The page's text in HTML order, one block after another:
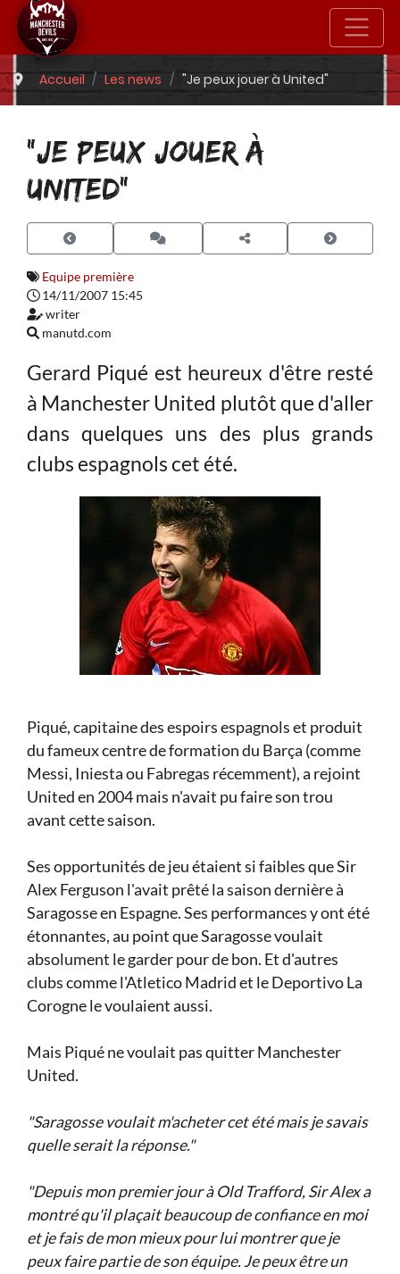
Accueil Les news "Je peux jouer à United"
"JE PEUX JOUER À
UNITED"
Equipe première
14/11/2007 15:45
writer
manutd.com
Gerard Piqué est heureux d'être resté
à Manchester United plutôt que d'aller
dans quelques uns des plus grands
clubs espagnols cet été.
Piqué, capitaine des espoirs espagnols et produit
du fameux centre de formation du Barça (comme
Messi, Iniesta ou Fabregas récemment), a rejoint
United en 2004 mais n'avait pu faire son trou
avant cette saison.
Ses opportunités de jeu étaient si faibles que Sir
Alex Ferguson l'avait prêté la saison dernière à
Saragosse en Espagne. Ses performances y ont été
étonnantes, au point que Saragosse voulait
absolument le garder pour de bon. Et d'autres
clubs comme l'Atletico Madrid et le Deportivo La
Corogne le voulaient aussi.
Mais Piqué ne voulait pas quitter Manchester
United.
"Saragosse voulait m'acheter cet été mais je savais
quelle serait la réponse."
"Depuis mon premier jour à Old Trafford, Sir Alex a
montré qu'il plaçait beaucoup de confiance en moi
et je fais de mon mieux pour lui montrer que je
peux faire partie de son équipe. Je peux être un